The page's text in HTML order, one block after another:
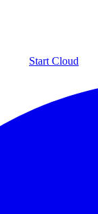
Start Cloud